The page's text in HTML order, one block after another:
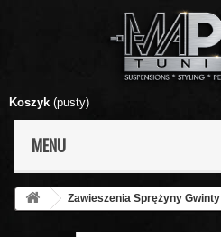
Koszyk (pusty)
MENU
Zawieszenia Sprężyny Gwinty